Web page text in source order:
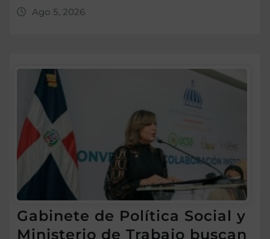
Ago 5, 2026
Gabinete de Política Social y
Ministerio de Trabajo buscan